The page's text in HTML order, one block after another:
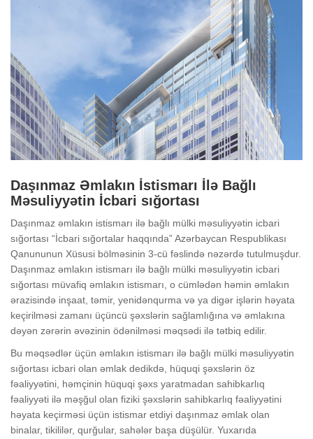
Daşınmaz Əmlakın İstismarı İlə Bağlı
Məsuliyyətin İcbari sığortası
Daşınmaz əmlakın istismarı ilə bağlı mülki məsuliyyətin icbari
sığortası “İcbari sığortalar haqqında” Azərbaycan Respublikası
Qanununun Xüsusi bölməsinin 3-cü fəslində nəzərdə tutulmuşdur.
Daşınmaz əmlakın istismarı ilə bağlı mülki məsuliyyətin icbari
sığortası müvafiq əmlakın istismarı, o cümlədən həmin əmlakın
ərazisində inşaat, təmir, yenidənqurma və ya digər işlərin həyata
keçirilməsi zamanı üçüncü şəxslərin sağlamlığına və əmlakına
dəyən zərərin əvəzinin ödənilməsi məqsədi ilə tətbiq edilir.
Bu məqsədlər üçün əmlakın istismarı ilə bağlı mülki məsuliyyətin
sığortası icbari olan əmlak dedikdə, hüquqi şəxslərin öz
fəaliyyətini, həmçinin hüquqi şəxs yaratmadan sahibkarlıq
fəaliyyəti ilə məşğul olan fiziki şəxslərin sahibkarlıq fəaliyyətini
həyata keçirməsi üçün istismar etdiyi daşınmaz əmlak olan
binalar, tikililər, qurğular, sahələr başa düşülür. Yuxarıda